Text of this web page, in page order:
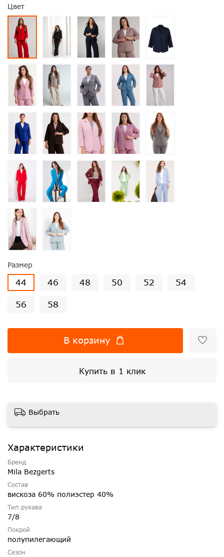
Цвет
Размер
44 46 48 50 52 54
56 58
В корзину
Купить в 1 клик
Выбрать
Характеристики
Бренд
Mila Bezgerts
Состав
вискоза 60% полиэстер 40%
Тип рукава
7/8
Покрой
полупилегающий
Сезон